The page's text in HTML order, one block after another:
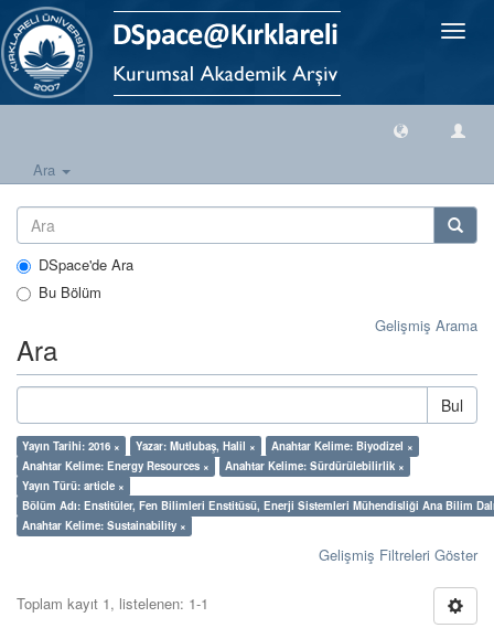
Geçiş
Ara
DSpace'de Ara
Bu Bölüm
Gelişmiş Arama
Ara
Bul
Yayın Tarihi: 2016 × Yazar: Mutlubaş, Halil ×
Anahtar Kelime: Biyodizel ×
Anahtar Kelime: Energy Resources ×
Anahtar Kelime: Sürdürülebilirlik ×
Yayın Türü: article ×
Bölüm Adı: Enstitüler, Fen Bilimleri Enstitüsü, Enerji Sistemleri Mühendisliği Ana Bilim
Anahtar Kelime: Sustainability ×
Gelişmiş Filtreleri Göster
Toplam kayıt 1, listelenen: 1-1